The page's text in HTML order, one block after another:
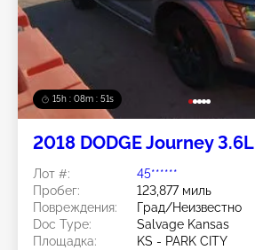
15h : 08m : 48s
2018 DODGE Journey 3.6L
Лот #:
45******
Пробег:
123,877 миль
Повреждения:
Град/Неизвестно
Doc Type:
Salvage Kansas
Площадка:
KS - PARK CITY